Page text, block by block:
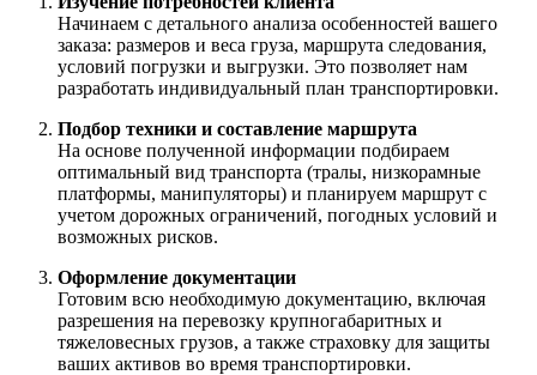
Начинаем с детального анализа особенностей вашего
заказа: размеров и веса груза, маршрута следования,
условий погрузки и выгрузки. Это позволяет нам
разработать индивидуальный план транспортировки.
Подбор техники и составление маршрута
На основе полученной информации подбираем
оптимальный вид транспорта (тралы, низкорамные
платформы, манипуляторы) и планируем маршрут с
учетом дорожных ограничений, погодных условий и
возможных рисков.
Оформление документации
Готовим всю необходимую документацию, включая
разрешения на перевозку крупногабаритных и
тяжеловесных грузов, а также страховку для защиты
ваших активов во время транспортировки.